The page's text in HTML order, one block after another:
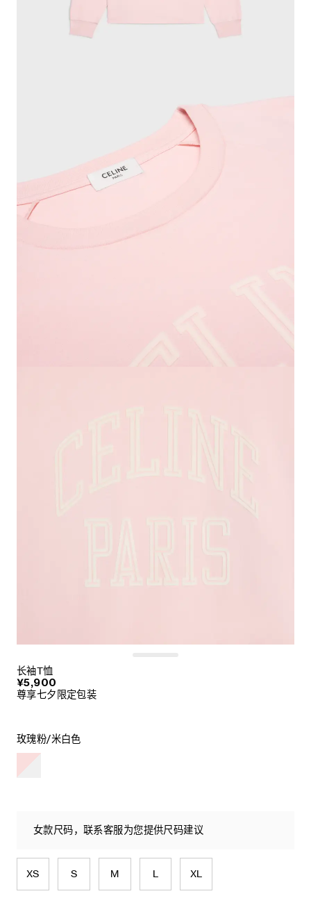
长袖T恤
¥5,900
尊享七夕限定包装
玫瑰粉/米白色
女款尺码，联系客服为您提供尺码建议
XS S M L XL